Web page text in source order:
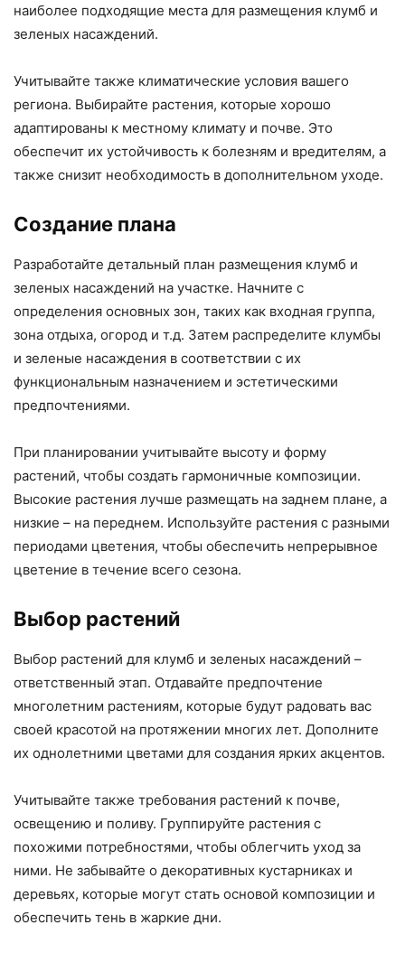
наиболее подходящие места для размещения клумб и
зеленых насаждений.
Учитывайте также климатические условия вашего
региона. Выбирайте растения, которые хорошо
адаптированы к местному климату и почве. Это
обеспечит их устойчивость к болезням и вредителям, а
также снизит необходимость в дополнительном уходе.
Создание плана
Разработайте детальный план размещения клумб и
зеленых насаждений на участке. Начните с
определения основных зон, таких как входная группа,
зона отдыха, огород и т.д. Затем распределите клумбы
и зеленые насаждения в соответствии с их
функциональным назначением и эстетическими
предпочтениями.
При планировании учитывайте высоту и форму
растений, чтобы создать гармоничные композиции.
Высокие растения лучше размещать на заднем плане, а
низкие – на переднем. Используйте растения с разными
периодами цветения, чтобы обеспечить непрерывное
цветение в течение всего сезона.
Выбор растений
Выбор растений для клумб и зеленых насаждений –
ответственный этап. Отдавайте предпочтение
многолетним растениям, которые будут радовать вас
своей красотой на протяжении многих лет. Дополните
их однолетними цветами для создания ярких акцентов.
Учитывайте также требования растений к почве,
освещению и поливу. Группируйте растения с
похожими потребностями, чтобы облегчить уход за
ними. Не забывайте о декоративных кустарниках и
деревьях, которые могут стать основой композиции и
обеспечить тень в жаркие дни.